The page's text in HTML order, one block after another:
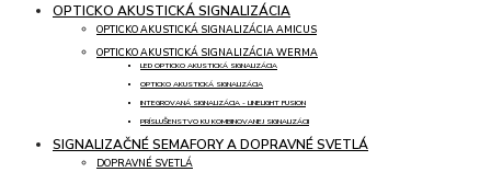
OPTICKO AKUSTICKÁ SIGNALIZÁCIA
OPTICKO AKUSTICKÁ SIGNALIZÁCIA AMICUS
OPTICKO AKUSTICKÁ SIGNALIZÁCIA WERMA
LED OPTICKO AKUSTICKÁ SIGNALIZÁCIA
OPTICKO AKUSTICKÁ SIGNALIZÁCIA
INTEGROVANÁ SIGNALIZÁCIA - LINELIGHT FUSION
PRÍSLUŠENSTVO KU KOMBINOVANEJ SIGNALIZÁCII
SIGNALIZAČNÉ SEMAFORY A DOPRAVNÉ SVETLÁ
DOPRAVNÉ SVETLÁ